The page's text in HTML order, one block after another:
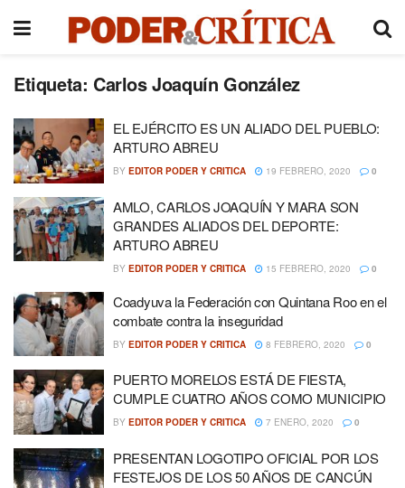
Etiqueta: Carlos Joaquín González
EL EJÉRCITO ES UN ALIADO DEL PUEBLO:
ARTURO ABREU
BY EDITOR PODER Y CRITICA 19 FEBRERO, 2020 0
AMLO, CARLOS JOAQUÍN Y MARA SON
GRANDES ALIADOS DEL DEPORTE:
ARTURO ABREU
BY EDITOR PODER Y CRITICA 15 FEBRERO, 2020 0
Coadyuva la Federación con Quintana Roo en el
combate contra la inseguridad
BY EDITOR PODER Y CRITICA 8 FEBRERO, 2020 0
PUERTO MORELOS ESTÁ DE FIESTA,
CUMPLE CUATRO AÑOS COMO MUNICIPIO
BY EDITOR PODER Y CRITICA 7 ENERO, 2020 0
PRESENTAN LOGOTIPO OFICIAL POR LOS
FESTEJOS DE LOS 50 AÑOS DE CANCÚN